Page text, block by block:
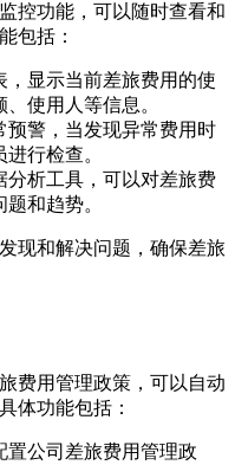
控功能，可以随时查看和
包括：
，显示当前差旅费用的使
使用人等信息。
预警，当发现异常费用时
行检查。
分析工具，可以对差旅费
和趋势。
现和解决问题，确保差旅
费用管理政策，可以自动
体功能包括：
置公司差旅费用管理政